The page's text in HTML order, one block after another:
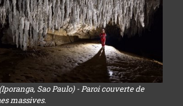
Sao Paulo) - Paroi couverte de
massives.